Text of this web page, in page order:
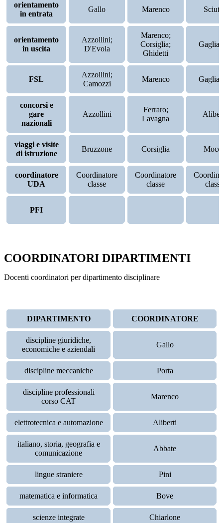
orientamento
in entrata
Gallo Marenco
orientamento
in uscita
Azzollini;
D'Evola
Marenco;
Corsiglia;
Ghidetti
FSL
Azzollini;
Camozzi
Marenco
concorsi e
gare
nazionali
Azzollini
Ferraro;
Lavagna
viaggi e visite
di istruzione
Bruzzone Corsiglia
coordinatore
UDA
Coordinatore
classe
Coordinatore
classe
classe
PFI
COORDINATORI DIPARTIMENTI
Docenti coordinatori per dipartimento disciplinare
DIPARTIMENTO COORDINATORE
discipline giuridiche,
economiche e aziendali
Gallo
discipline meccaniche Porta
discipline professionali
corso CAT
Marenco
elettrotecnica e automazione Aliberti
italiano, storia, geografia e
comunicazione
Abbate
lingue straniere Pini
matematica e informatica Bove
scienze integrate Chiarlone